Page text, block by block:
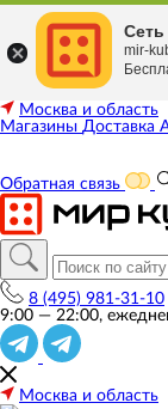
Москва и область
Магазины Доставка
Обратная связь
8 (495) 981-31-10
9:00 — 22:00,
Москва и область
Сеть
mir-